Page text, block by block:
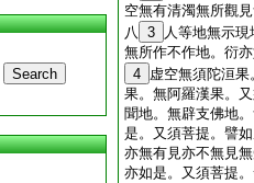
Search
空無有清濁無所觀
八 3
人等地無示
無所作不作地。衍
4 虚空無須陀洹
果。無阿羅漢果。
聞地。無辟支佛地
是。又須菩提。譬
亦無有見亦不無見
亦如是。又須菩提